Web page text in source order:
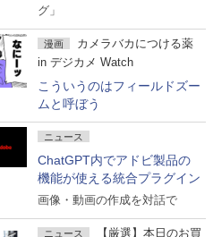
グ」
漫画
カメラバカにつける薬
in デジカメ Watch
こういうのはフィールドズー
ムと呼ぼう
ニュース
ChatGPT内でアドビ製品の
機能が使える統合プラグイン
画像・動画の作成を対話で
ニュース 【厳選】本日のお買